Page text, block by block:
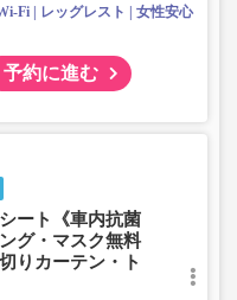
Fi レッグレスト
女性安心
予約に進む
ート《車内抗菌
グ・マスク無料
りカーテン・ト